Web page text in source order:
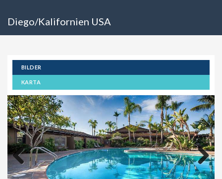
Diego/Kalifornien USA
BILDER
KARTA
Previous Next